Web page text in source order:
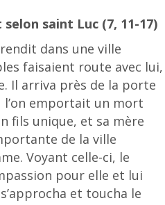
selon saint Luc (7, 11-17)
dans une ville
faisaient route avec lui,
Il arriva près de la porte
l’on emportait un mort
fils unique, et sa mère
de la ville
Voyant celle-ci, le
pour elle et lui
et toucha le